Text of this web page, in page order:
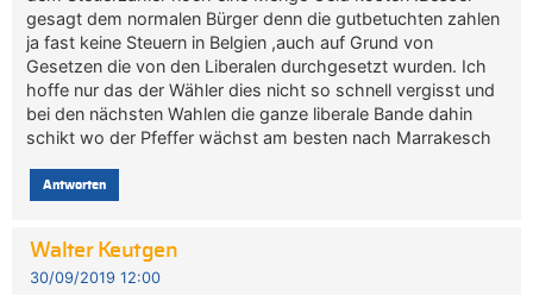
gesagt dem normalen Bürger denn die gutbetuchten zahlen
ja fast keine Steuern in Belgien ,auch auf Grund von
Gesetzen die von den Liberalen durchgesetzt wurden. Ich
hoffe nur das der Wähler dies nicht so schnell vergisst und
bei den nächsten Wahlen die ganze liberale Bande dahin
schikt wo der Pfeffer wächst am besten nach Marrakesch
Antworten
Walter Keutgen
30/09/2019 12:00